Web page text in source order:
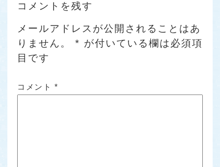
コメントを残す
メールアドレスが公開されることはあ
りません。
* が付いている欄は必須項
目です
コメント *